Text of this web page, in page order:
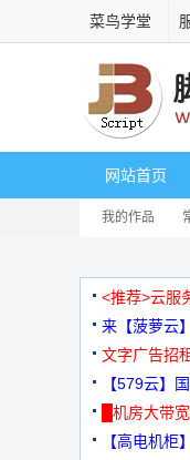
菜鸟学堂
网站首页
我的作品
<推荐>云服
来【菠萝云
文字广告招
【579云】
元
█机房大带
【高电机柜